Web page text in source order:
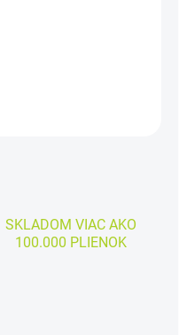
SKLADOM VIAC AKO
100.000 PLIENOK